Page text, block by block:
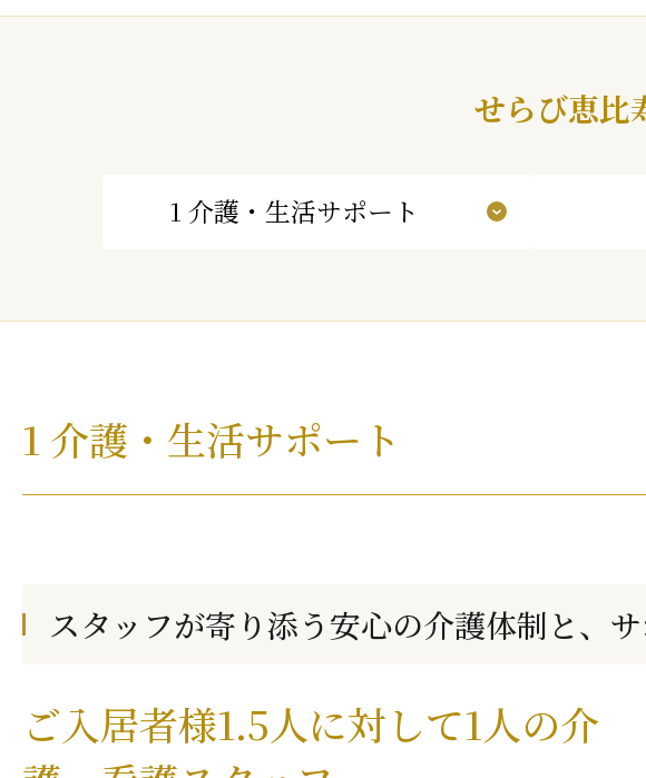
せらび恵比
1 介護・生活サポート
1 介護・生活サポート
スタッフが寄り添う安心の介護体制と、
ご入居者様1.5人に対して1人の介